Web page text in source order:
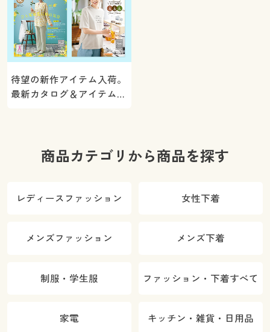
待望の新作アイテム入荷。
最新カタログ＆アイテムを
商品カテゴリから商品を探す
レディースファッション 女性下着
メンズファッション メンズ下着
制服・学生服 ファッション・下着すべて
家電 キッチン・雑貨・日用品